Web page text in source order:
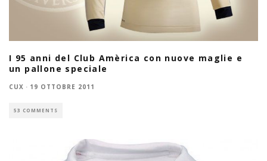
I 95 anni del Club Amèrica con nuove maglie e
un pallone speciale
CUX · 19 OTTOBRE 2011
53 COMMENTS